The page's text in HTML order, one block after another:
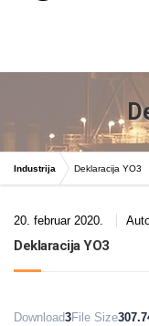
Industrija Deklaracija YO3
20. februar 2020.
Deklaracija YO3
Download3File Size